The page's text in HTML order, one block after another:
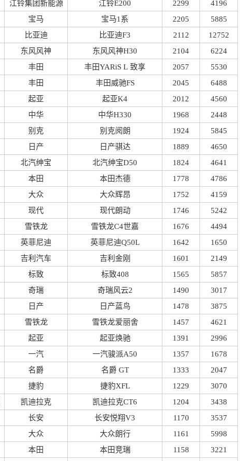
江铃集团新能源 江铃E200 2299
4196
宝马 宝马1系 2205
5885
比亚迪 比亚迪F3 2112
12752
东风风神 东风风神H30 2104
6224
丰田 丰田YARiS L 致享 2057
5530
丰田 丰田威驰FS 2045
6488
起亚 起亚K4 2012
4560
中华 中华H330 1968
2448
别克 别克阅朗 1924
5845
日产 日产骐达 1889
4650
北汽绅宝 北汽绅宝D50 1824
4641
本田 本田杰德 1778
4786
大众 大众辉昂 1752
4159
现代 现代朗动 1746
5242
雪铁龙 雪铁龙C4世嘉 1676
4494
英菲尼迪 英菲尼迪Q50L 1642
1650
吉利汽车 吉利金刚 1601
2149
标致 标致408 1565
5857
奇瑞 奇瑞风云2 1490
3017
日产 日产蓝鸟 1478
3875
雪铁龙 雪铁龙爱丽舍 1457
4621
起亚 起亚焕驰 1391
2996
一汽 一汽骏派A50 1357
1678
名爵 名爵 GT 1333
2047
捷豹 捷豹XFL 1229
3070
凯迪拉克 凯迪拉克CT6 1204
3438
长安 长安悦翔V3 1170
3537
大众 大众朗行 1161
5998
本田 本田竞瑞 1158 3221